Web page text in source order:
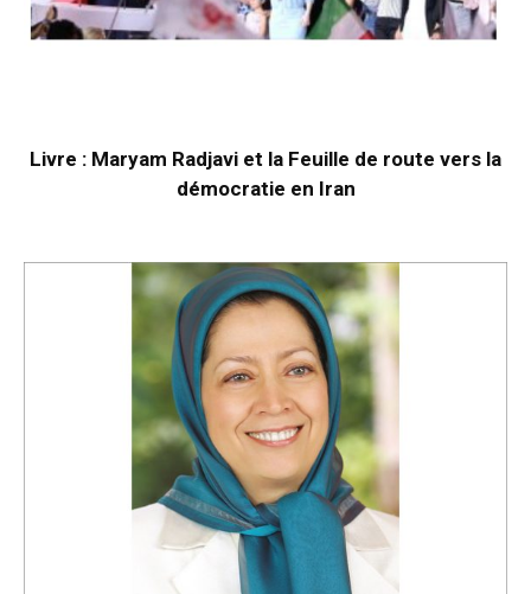
Livre : Maryam Radjavi et la Feuille de route vers la
démocratie en Iran